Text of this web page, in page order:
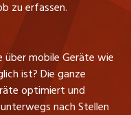
Sommer und
freuen uns auf Ihre
weitere Auskünfte
Head of
).
Vielseitige
und
Neu
und arbeiten Sie in
Graubünden
Seen, Stadt und
und Winter,
und Kultur für
uns auf Ihre
weitere Auskünfte
hr@gritec.ch .
zu erfassen.
über mobile Geräte wie
ist? Die ganze
optimiert und
nach Stellen